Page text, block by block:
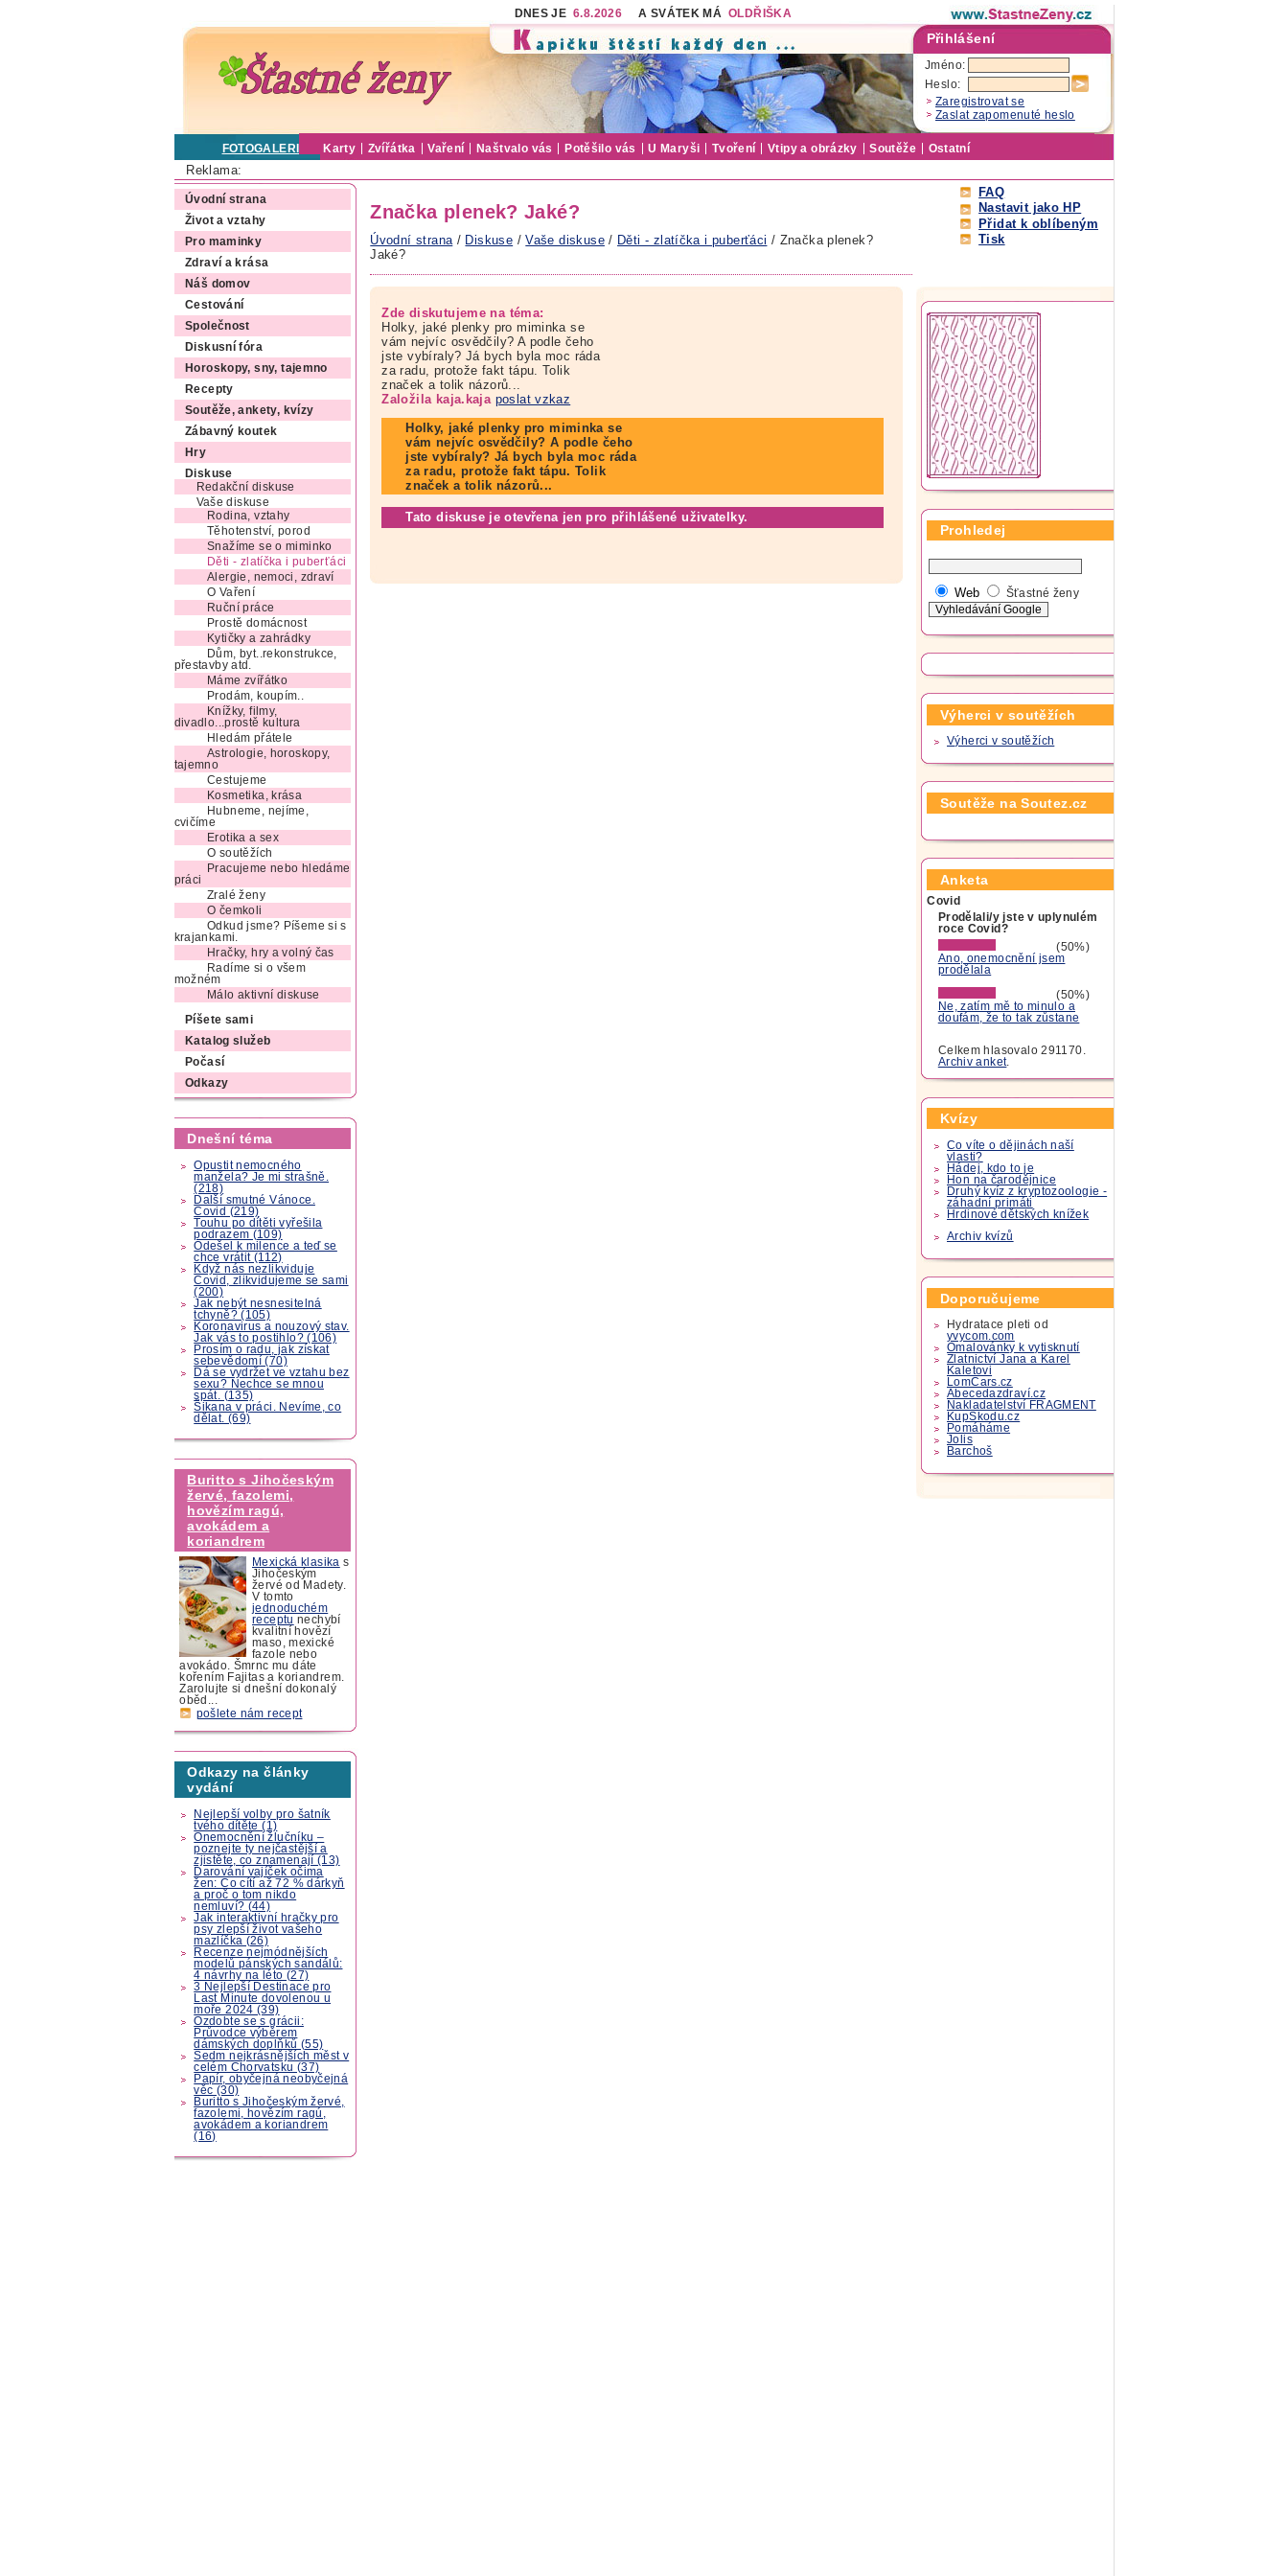
DNES JE 6.8.2026 A SVÁTEK MÁ OLDŘIŠKA
Přihlášení
Jméno:
Heslo:
Zaregistrovat se
Zaslat zapomenuté heslo
FOTOGALERIE Karty Zvířátka Vaření Naštvalo vás Potěšilo vás U Maryši Tvoření Vtipy a obrázky Soutěže Ostatní
Reklama:
Úvodní strana
Život a vztahy
Pro maminky
Zdraví a krása
Náš domov
Cestování
Společnost
Diskusní fóra
Horoskopy, sny, tajemno
Recepty
Soutěže, ankety, kvízy
Zábavný koutek
Hry
Diskuse
Redakční diskuse
Vaše diskuse
Rodina, vztahy
Těhotenství, porod
Snažíme se o miminko
Děti - zlatíčka i puberťáci
Alergie, nemoci, zdraví
O Vaření
Ruční práce
Prostě domácnost
Kytičky a zahrádky
Dům, byt..rekonstrukce,
přestavby atd.
Máme zvířátko
Prodám, koupím..
Knížky, filmy,
divadlo...prostě kultura
Hledám přátele
Astrologie, horoskopy,
tajemno
Cestujeme
Kosmetika, krása
Hubneme, nejíme,
cvičíme
Erotika a sex
O soutěžích
Pracujeme nebo hledáme
práci
Zralé ženy
O čemkoli
Odkud jsme? Píšeme si s
krajankami.
Hračky, hry a volný čas
Radíme si o všem
možném
Málo aktivní diskuse
Píšete sami
Katalog služeb
Počasí
Odkazy
Dnešní téma
Opustit nemocného
manžela? Je mi strašně.
(218)
Další smutné Vánoce.
Covid (219)
Touhu po dítěti vyřešila
podrazem (109)
Odešel k milence a teď se
chce vrátit (112)
Když nás nezlikviduje
Covid, zlikvidujeme se sami
(200)
Jak nebýt nesnesitelná
tchyně? (105)
Koronavirus a nouzový stav.
Jak vás to postihlo? (106)
Prosím o radu, jak získat
sebevědomí (70)
Dá se vydržet ve vztahu bez
sexu? Nechce se mnou
spát. (135)
Šikana v práci. Nevíme, co
dělat. (69)
Buritto s Jihočeským
žervé, fazolemi,
hovězím ragú,
avokádem a
koriandrem
Mexická klasika s
Jihočeským
žervé od Madety.
V tomto
jednoduchém
receptu nechybí
kvalitní hovězí
maso, mexické
fazole nebo
avokádo. Šmrnc mu dáte
kořením Fajitas a koriandrem.
Zarolujte si dnešní dokonalý
oběd...
pošlete nám recept
Odkazy na články
vydání
Nejlepší volby pro šatník
tvého dítěte (1)
Onemocnění žlučníku –
poznejte ty nejčastější a
zjistěte, co znamenají (13)
Darování vajíček očima
žen: Co cítí až 72 % dárkyň
a proč o tom nikdo
nemluví? (44)
Jak interaktivní hračky pro
psy zlepší život vašeho
mazlíčka (26)
Recenze nejmódnějších
modelů pánských sandálů:
4 návrhy na léto (27)
3 Nejlepší Destinace pro
Last Minute dovolenou u
moře 2024 (39)
Ozdobte se s grácii:
Průvodce výběrem
dámských doplňků (55)
Sedm nejkrásnějších měst v
celém Chorvatsku (37)
Papír, obyčejná neobyčejná
věc (30)
Buritto s Jihočeským žervé,
fazolemi, hovězím ragú,
avokádem a koriandrem
(16)
Značka plenek? Jaké?
Úvodní strana / Diskuse /Vaše diskuse/ Děti - zlatíčka i puberťáci / Značka plenek?
Jaké?
FAQ
Nastavit jako HP
Přidat k oblíbeným
Tisk
Zde diskutujeme na téma:
Holky, jaké plenky pro miminka se
vám nejvíc osvědčily? A podle čeho
jste vybíraly? Já bych byla moc ráda
za radu, protože fakt tápu. Tolik
značek a tolik názorů...
Založila kaja.kaja poslat vzkaz
Holky, jaké plenky pro miminka se
vám nejvíc osvědčily? A podle čeho
jste vybíraly? Já bych byla moc ráda
za radu, protože fakt tápu. Tolik
značek a tolik názorů...
Tato diskuse je otevřena jen pro přihlášené uživatelky.
Prohledej
Web Šťastné ženy
Výherci v soutěžích
Výherci v soutěžích
Soutěže na Soutez.cz
Anketa
Covid
Prodělali/y jste v uplynulém
roce Covid?
(50%)
Ano, onemocnění jsem
prodělala
(50%)
Ne, zatím mě to minulo a
doufám, že to tak zůstane
Celkem hlasovalo 291170.
Archiv anket.
Kvízy
Co víte o dějinách naší
vlasti?
Hádej, kdo to je
Hon na čarodějnice
Druhý kvíz z kryptozoologie -
záhadní primáti
Hrdinové dětských knížek
Archiv kvízů
Doporučujeme
Hydratace pleti od
yvycom.com
Omalovánky k vytisknutí
Zlatnictví Jana a Karel
Kaletovi
LomCars.cz
Abecedazdraví.cz
Nakladatelství FRAGMENT
KupSkodu.cz
Pomáháme
Jolis
Barchoš